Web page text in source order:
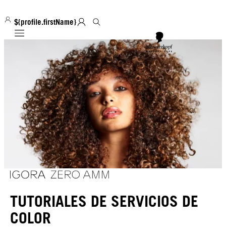
Mobile navigation
${profile.firstName}
TUTORIALES DE SERVICIOS DE
COLOR